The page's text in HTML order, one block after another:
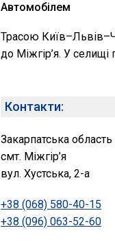
Автомобілем
Трасою
до Міжгір’я. У
Контакти:
Закарпатська область
смт. Міжгір’я
вул. Хустська, 2-а
+38 (068) 580-40-15
+38 (096) 063-52-60